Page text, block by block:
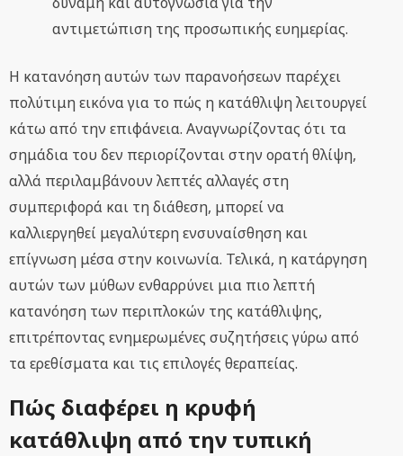
αντιμετώπιση της προσωπικής ευημερίας.
Η κατανόηση αυτών των παρανοήσεων παρέχει
πολύτιμη εικόνα για το πώς η κατάθλιψη λειτουργεί
κάτω από την επιφάνεια. Αναγνωρίζοντας ότι τα
σημάδια του δεν περιορίζονται στην ορατή θλίψη,
αλλά περιλαμβάνουν λεπτές αλλαγές στη
συμπεριφορά και τη διάθεση, μπορεί να
καλλιεργηθεί μεγαλύτερη ενσυναίσθηση και
επίγνωση μέσα στην κοινωνία. Τελικά, η κατάργηση
αυτών των μύθων ενθαρρύνει μια πιο λεπτή
κατανόηση των περιπλοκών της κατάθλιψης,
επιτρέποντας ενημερωμένες συζητήσεις γύρω από
τα ερεθίσματα και τις επιλογές θεραπείας.
Πώς διαφέρει η κρυφή
κατάθλιψη από την τυπική